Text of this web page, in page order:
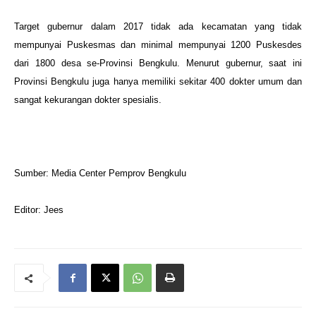
Target gubernur dalam 2017 tidak ada kecamatan yang tidak
mempunyai Puskesmas dan minimal mempunyai 1200 Puskesdes
dari 1800 desa se-Provinsi Bengkulu. Menurut gubernur, saat ini
Provinsi Bengkulu juga hanya memiliki sekitar 400 dokter umum dan
sangat kekurangan dokter spesialis.
Sumber: Media Center Pemprov Bengkulu
Editor: Jees